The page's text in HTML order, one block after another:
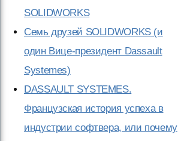
SOLIDWORKS
Семь друзей SOLIDWORKS (и
один Вице-президент Dassault
Systemes)
DASSAULT SYSTEMES.
Французская история успеха в
индустрии софтвера, или почему